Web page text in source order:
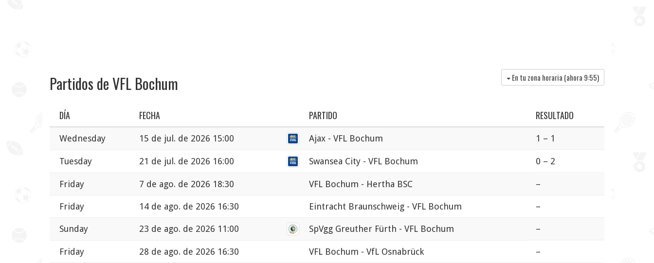
Partidos de VFL Bochum En tu zona horaria (ahora 9:55)
DÍA FECHA PARTIDO RESULTADO
Wednesday 15 de jul. de 2026 15:00 Ajax - VFL Bochum 1 – 1
Tuesday 21 de jul. de 2026 16:00 Swansea City - VFL Bochum 0 – 2
Friday 7 de ago. de 2026 18:30 VFL Bochum - Hertha BSC –
Friday 14 de ago. de 2026 16:30 Eintracht Braunschweig - VFL Bochum –
Sunday 23 de ago. de 2026 11:00 SpVgg Greuther Fürth - VFL Bochum –
Friday 28 de ago. de 2026 16:30 VFL Bochum - VfL Osnabrück –